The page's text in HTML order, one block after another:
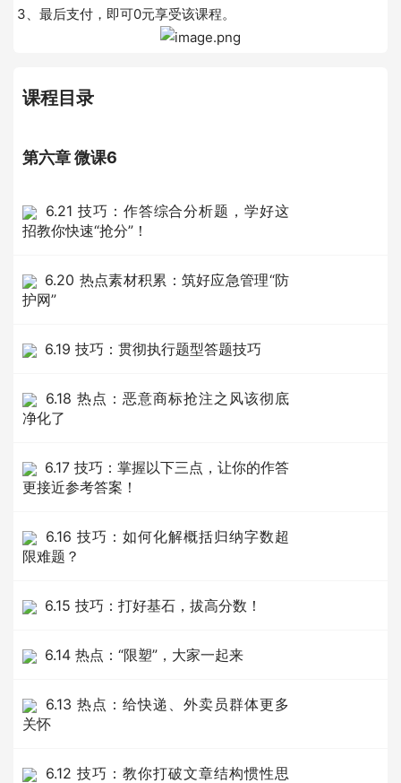
3、最后支付，即可0元享受该课程。
课程目录
第六章 微课6
6.21 技巧：作答综合分析题，学好这
招教你快速“抢分”！
6.20 热点素材积累：筑好应急管理“防
护网”
6.19 技巧：贯彻执行题型答题技巧
6.18 热点：恶意商标抢注之风该彻底
净化了
6.17 技巧：掌握以下三点，让你的作答
更接近参考答案！
6.16 技巧：如何化解概括归纳字数超
限难题？
6.15 技巧：打好基石，拔高分数！
6.14 热点：“限塑”，大家一起来
6.13 热点：给快递、外卖员群体更多
关怀
6.12 技巧：教你打破文章结构惯性思